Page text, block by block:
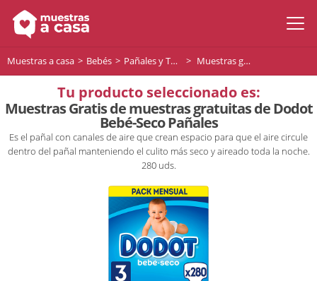
Muestras a casa Bebés Pañales y Toallitas para bebés Muestras gratis de Dodot Bebé Seco Pañales - Talla 3, 6-10 kg
Tu producto seleccionado es:
Muestras Gratis de muestras gratuitas de Dodot
Bebé-Seco Pañales
Es el pañal con canales de aire que crean espacio para que el aire circule
dentro del pañal manteniendo el culito más seco y aireado toda la noche.
280 uds.